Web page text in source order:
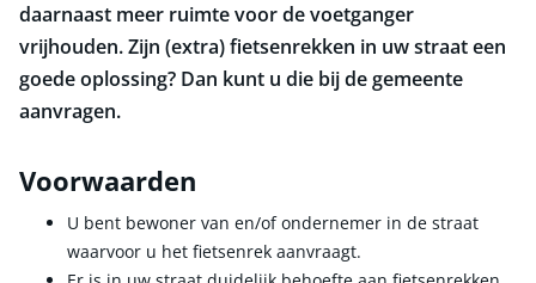
daarnaast meer ruimte voor de voetganger
vrijhouden. Zijn (extra) fietsenrekken in uw straat een
goede oplossing? Dan kunt u die bij de gemeente
aanvragen.
Voorwaarden
U bent bewoner van en/of ondernemer in de straat
waarvoor u het fietsenrek aanvraagt.